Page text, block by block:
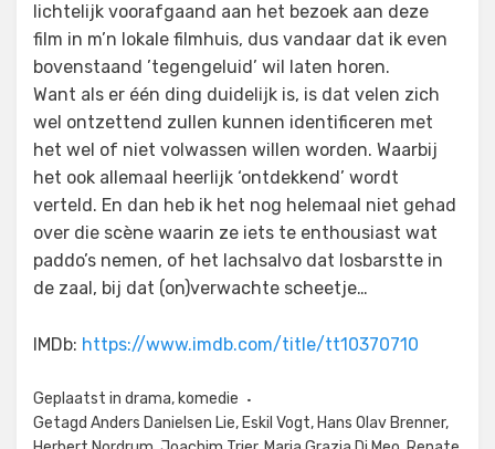
lichtelijk voorafgaand aan het bezoek aan deze
film in m’n lokale filmhuis, dus vandaar dat ik even
bovenstaand ’tegengeluid’ wil laten horen.
Want als er één ding duidelijk is, is dat velen zich
wel ontzettend zullen kunnen identificeren met
het wel of niet volwassen willen worden. Waarbij
het ook allemaal heerlijk ‘ontdekkend’ wordt
verteld. En dan heb ik het nog helemaal niet gehad
over die scène waarin ze iets te enthousiast wat
paddo’s nemen, of het lachsalvo dat losbarstte in
de zaal, bij dat (on)verwachte scheetje…
IMDb: https://www.imdb.com/title/tt10370710
Geplaatst in drama, komedie
Getagd Anders Danielsen Lie, Eskil Vogt, Hans Olav Brenner,